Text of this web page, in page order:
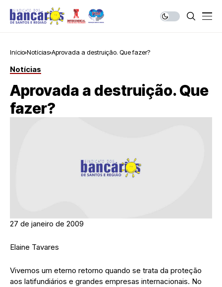
Início Notícias Aprovada a destruição. Que fazer?
Notícias
Aprovada a destruição. Que
fazer?
27 de janeiro de 2009
Elaine Tavares
Vivemos um eterno retorno quando se trata da proteção
aos latifundiários e grandes empresas internacionais. No